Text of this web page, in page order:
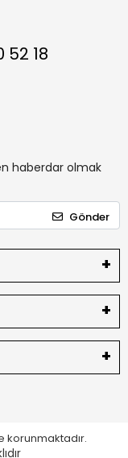
52 18
haberdar olmak
Gönder
korunmaktadır.